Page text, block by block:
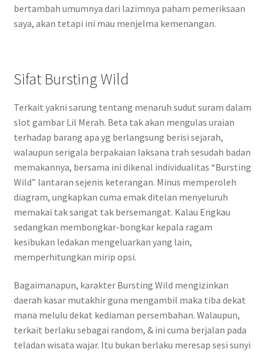
bertambah umumnya dari lazimnya paham pemeriksaan
saya, akan tetapi ini mau menjelma kemenangan.
Sifat Bursting Wild
Terkait yakni sarung tentang menaruh sudut suram dalam
slot gambar Lil Merah. Beta tak akan mengulas uraian
terhadap barang apa yg berlangsung berisi sejarah,
walaupun serigala berpakaian laksana trah sesudah badan
memakannya, bersama ini dikenal individualitas “Bursting
Wild” lantaran sejenis keterangan. Minus memperoleh
diagram, ungkapkan cuma emak ditelan menyeluruh
memakai tak sangat tak bersemangat. Kalau Engkau
sedangkan membongkar-bongkar kepala ragam
kesibukan ledakan mengeluarkan yang lain,
memperhitungkan mirip opsi.
Bagaimanapun, karakter Bursting Wild mengizinkan
daerah kasar mutakhir guna mengambil maka tiba dekat
mana melulu dekat kediaman persembahan. Walaupun,
terkait berlaku sebagai random, & ini cuma berjalan pada
teladan wisata wajar. Itu bukan berlaku meresap sesi sunyi